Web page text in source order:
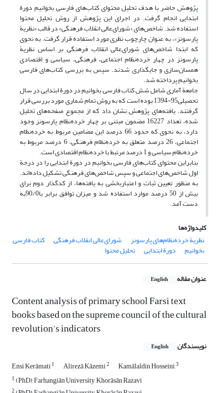
پژوهش حاضر با هدف تحلیل محتوای کتاب‌های فارسی بخوانیم دورة
ابتدایی انجام گرفت. در اجرای این پژوهش از روش تحلیل محتوا
استفاده شد. شاخص‌های «شورای‌عالی انقلاب فرهنگی» در قالب «نظریة
پارسونز»، به عنوان چارچوب نظری مورد استفاده قرار گرفت. به نحوی
که ابتدا شاخص‌های شورای‌عالی انقلاب فرهنگی بر اساس نظریة
پارسونز در چهار خرده‌نظام اجتماعی، فرهنگی، سیاسی و اقتصادی
همسان‌سازی و جایگذاری شدند. سپس به بررسی کتاب‌های فارسی
بخوانیم پرداخته شد.
جامعة آماری شامل شش کتاب فارسی بخوانیم در دورة ابتدایی در سال
تحصیلی95-1394 بوده است که به روش تمام شماری مورد بررسی قرار
گرفتند. یافته‌های پژوهش نشان داد که از مجموع صفحه‌های تحلیل
شده، تعداد 16227 مضمون مبتنی بر چهار خرده‌نظام پارسونز وجود
دارد، به نحوی که حدود 66 درصد این مضامین مربوط به خرده‌نظام
اجتماعی، 26 درصد متعلق به خرده‌نظام فرهنگی، 6 درصد مربوط به
خرده‌نظام سیاسی و 1 درصد مرتبط با خرده‌نظام اقتصادی است.
بنابراین محتوای کتاب‌های فارسی بخوانیم در دورة ابتدایی را در درجة
اول شاخص‌های اجتماعی و سپس شاخص‌های فرهنگی تشکیل داده‌اند.
به منظور تعیین ثبات و اعتباربخشی به یافته‌ها، از کدگذار دوم برای
بیش از 50 درصد موارد استفاده شد و میزان توافق برابر با90/0به
دست آمد.
کلیدواژه‌ها
نظریة خرده‌نظام‌های پارسونز
شورای‌عالی انقلاب فرهنگی کتاب فارسی
بخوانیم دورة ابتدایی تحلیل محتوا
عنوان مقاله English
Content analysis of primary school Farsi text
books based on the supreme council of the cultural
revolution's indicators
نویسندگان English
Ensi Kerāmati1 Alirezā Kāzemi2 Kamālaldin Hosseini3
1(PhD), Farhangiān University, Khorāsān Razavi